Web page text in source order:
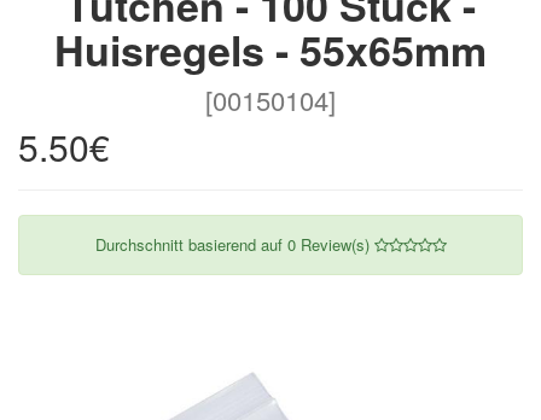
Huisregels - 55x65mm
[00150104]
5.50€
Durchschnitt basierend auf 0Review(s)